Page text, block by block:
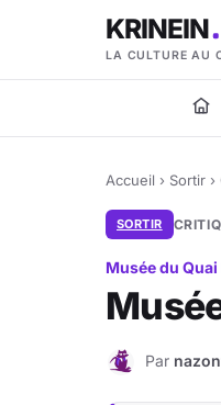
KRINEIN
LA CULTURE AU
Accueil › Sortir ›
SORTIR
Musée du
N Par